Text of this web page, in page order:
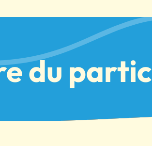
du